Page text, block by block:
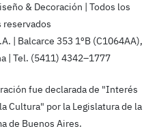
& Decoración | Todos los
reservados
| Balcarce 353 1ºB (C1064AA),
| Tel. (5411) 4342–1777
fue declarada de "Interés
Cultura" por la Legislatura de la
de Buenos Aires.